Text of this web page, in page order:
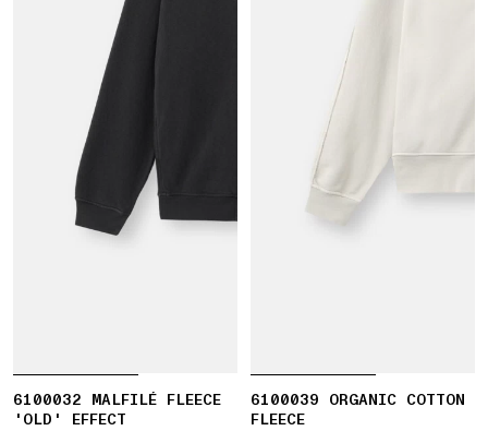
6100032 MALFILÉ FLEECE
'OLD' EFFECT
6100039 ORGANIC COTTON
FLEECE